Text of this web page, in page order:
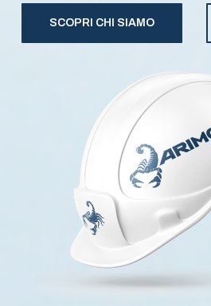
SCOPRI CHI SIAMO